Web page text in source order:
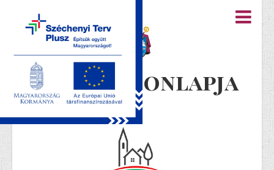
Újiráz honlapja